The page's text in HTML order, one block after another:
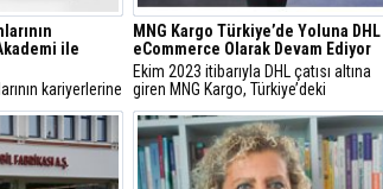
ile
kariyerlerine
Sürat
kurdu.
veya cepten
MNG Kargo Türkiye’de Yoluna DHL
eCommerce Olarak Devam Ediyor
Ekim 2023 itibarıyla DHL çatısı altına
giren MNG Kargo, Türkiye’deki
faaliyetlerini artık DHL eCommerce
markasıyla sürdürecek.